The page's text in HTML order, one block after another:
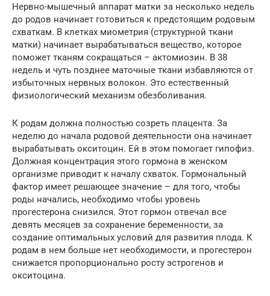
Нервно-мышечный аппарат матки за несколько недель
до родов начинает готовиться к предстоящим родовым
схваткам. В клетках миометрия (структурной ткани
матки) начинает вырабатываться вещество, которое
поможет тканям сокращаться – актомиозин. В 38
недель и чуть позднее маточные ткани избавляются от
избыточных нервных волокон. Это естественный
физиологический механизм обезболивания.
К родам должна полностью созреть плацента. За
неделю до начала родовой деятельности она начинает
вырабатывать окситоцин. Ей в этом помогает гипофиз.
Должная концентрация этого гормона в женском
организме приводит к началу схваток. Гормональный
фактор имеет решающее значение – для того, чтобы
роды начались, необходимо чтобы уровень
прогестерона снизился. Этот гормон отвечал все
девять месяцев за сохранение беременности, за
создание оптимальных условий для развития плода. К
родам в нем больше нет необходимости, и прогестерон
снижается пропорционально росту эстрогенов и
окситоцина.